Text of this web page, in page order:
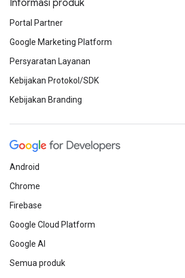
Informasi produk
Portal Partner
Google Marketing Platform
Persyaratan Layanan
Kebijakan Protokol/SDK
Kebijakan Branding
Android
Chrome
Firebase
Google Cloud Platform
Google AI
Semua produk